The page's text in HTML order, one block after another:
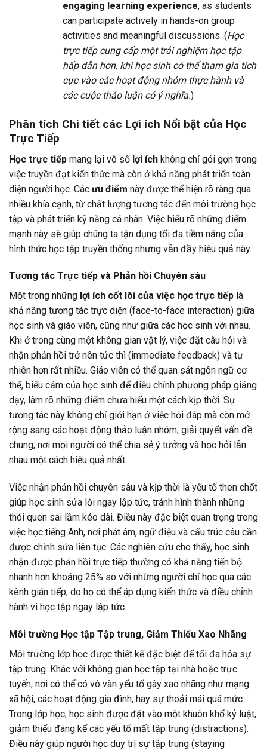
engaging learning experience, as students
can participate actively in hands-on group
activities and meaningful discussions. (Học
trực tiếp cung cấp một trải nghiệm học tập
hấp dẫn hơn, khi học sinh có thể tham gia tích
cực vào các hoạt động nhóm thực hành và
các cuộc thảo luận có ý nghĩa.)
Phân tích Chi tiết các Lợi ích Nổi bật của Học
Trực Tiếp
Học trực tiếp mang lại vô số lợi ích không chỉ gói gọn trong
việc truyền đạt kiến thức mà còn ở khả năng phát triển toàn
diện người học. Các ưu điểm này được thể hiện rõ ràng qua
nhiều khía cạnh, từ chất lượng tương tác đến môi trường học
tập và phát triển kỹ năng cá nhân. Việc hiểu rõ những điểm
mạnh này sẽ giúp chúng ta tận dụng tối đa tiềm năng của
hình thức học tập truyền thống nhưng vẫn đầy hiệu quả này.
Tương tác Trực tiếp và Phản hồi Chuyên sâu
Một trong những lợi ích cốt lõi của việc học trực tiếp là
khả năng tương tác trực diện (face-to-face interaction) giữa
học sinh và giáo viên, cũng như giữa các học sinh với nhau.
Khi ở trong cùng một không gian vật lý, việc đặt câu hỏi và
nhận phản hồi trở nên tức thì (immediate feedback) và tự
nhiên hơn rất nhiều. Giáo viên có thể quan sát ngôn ngữ cơ
thể, biểu cảm của học sinh để điều chỉnh phương pháp giảng
dạy, làm rõ những điểm chưa hiểu một cách kịp thời. Sự
tương tác này không chỉ giới hạn ở việc hỏi đáp mà còn mở
rộng sang các hoạt động thảo luận nhóm, giải quyết vấn đề
chung, nơi mọi người có thể chia sẻ ý tưởng và học hỏi lẫn
nhau một cách hiệu quả nhất.
Việc nhận phản hồi chuyên sâu và kịp thời là yếu tố then chốt
giúp học sinh sửa lỗi ngay lập tức, tránh hình thành những
thói quen sai lầm kéo dài. Điều này đặc biệt quan trọng trong
việc học tiếng Anh, nơi phát âm, ngữ điệu và cấu trúc câu cần
được chỉnh sửa liên tục. Các nghiên cứu cho thấy, học sinh
nhận được phản hồi trực tiếp thường có khả năng tiến bộ
nhanh hơn khoảng 25% so với những người chỉ học qua các
kênh gián tiếp, do họ có thể áp dụng kiến thức và điều chỉnh
hành vi học tập ngay lập tức.
Môi trường Học tập Tập trung, Giảm Thiểu Xao Nhãng
Môi trường lớp học được thiết kế đặc biệt để tối đa hóa sự
tập trung. Khác với không gian học tập tại nhà hoặc trực
tuyến, nơi có thể có vô vàn yếu tố gây xao nhãng như mạng
xã hội, các hoạt động gia đình, hay sự thoải mái quá mức.
Trong lớp học, học sinh được đặt vào một khuôn khổ kỷ luật,
giảm thiểu đáng kể các yếu tố mất tập trung (distractions).
Điều này giúp người học duy trì sự tập trung (staying